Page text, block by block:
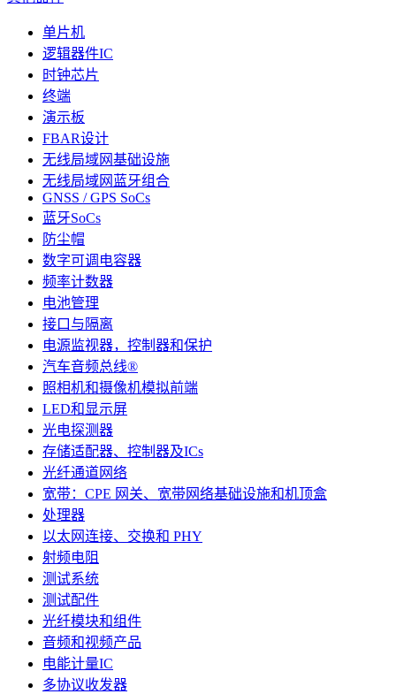
单片机
逻辑器件IC
时钟芯片
终端
演示板
FBAR设计
无线局域网基础设施
无线局域网蓝牙组合
GNSS / GPS SoCs
蓝牙SoCs
防尘帽
数字可调电容器
频率计数器
电池管理
接口与隔离
电源监视器，控制器和保护
汽车音频总线®
照相机和摄像机模拟前端
LED和显示屏
光电探测器
存储适配器、控制器及ICs
光纤通道网络
宽带：CPE 网关、宽带网络基础设施和机顶盒
处理器
以太网连接、交换和 PHY
射频电阻
测试系统
测试配件
光纤模块和组件
音频和视频产品
电能计量IC
多协议收发器